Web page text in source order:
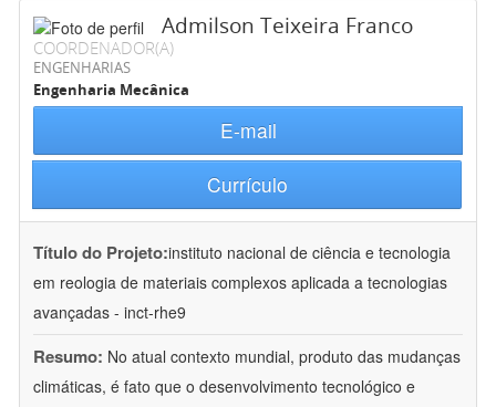
Admilson Teixeira Franco
COORDENADOR(A)
ENGENHARIAS
Engenharia Mecânica
E-mail
Currículo
Título do Projeto:instituto nacional de ciência e tecnologia
em reologia de materiais complexos aplicada a tecnologias
avançadas - inct-rhe9
Resumo: No atual contexto mundial, produto das mudanças
climáticas, é fato que o desenvolvimento tecnológico e